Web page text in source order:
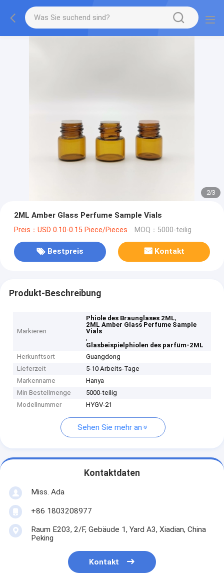
2/3
2ML Amber Glass Perfume Sample Vials
Preis：USD 0.10-0.15 Piece/Pieces MOQ：5000-teilig
Bestpreis Kontakt
Produkt-Beschreibung
Markieren
Phiole des Braunglases 2ML,
2ML Amber Glass Perfume Sample
Vials
,
Glasbeispielphiolen des parfüm-2ML
Herkunftsort
Guangdong
Lieferzeit
5-10 Arbeits-Tage
Markenname
Hanya
Min Bestellmenge
5000-teilig
Modellnummer
HYGV-21
Sehen Sie mehr an
Kontaktdaten
Miss. Ada
+86 1803208977
Raum E203, 2/F, Gebäude 1, Yard A3, Xiadian, China
Peking
Kontakt